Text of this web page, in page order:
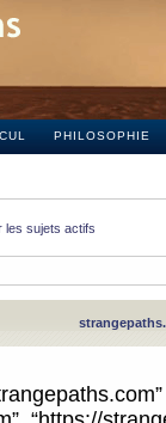
PHILOSOPHIE
les sujets actifs